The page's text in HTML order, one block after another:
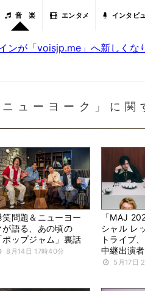
音 楽 エンタメ インタビ
ンが「voisjp.me」へ新しくな
ニューヨーク」に関
笑問題＆ニューヨー
が語る、あの頃の
ポップジャム」裏話
8月14日 17時40分
「MAJ
シャル レ
トライブ
中継出演
5月17日